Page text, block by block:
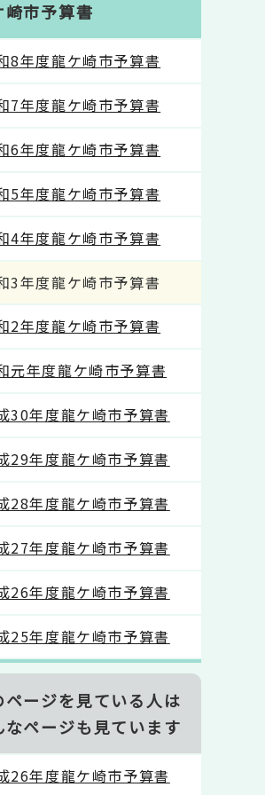
崎市予算書
8年度龍ケ崎市予算書
7年度龍ケ崎市予算書
6年度龍ケ崎市予算書
5年度龍ケ崎市予算書
4年度龍ケ崎市予算書
3年度龍ケ崎市予算書
2年度龍ケ崎市予算書
元年度龍ケ崎市予算書
30年度龍ケ崎市予算書
29年度龍ケ崎市予算書
28年度龍ケ崎市予算書
27年度龍ケ崎市予算書
26年度龍ケ崎市予算書
25年度龍ケ崎市予算書
ページを見ている人は
なページも見ています
26年度龍ケ崎市予算書